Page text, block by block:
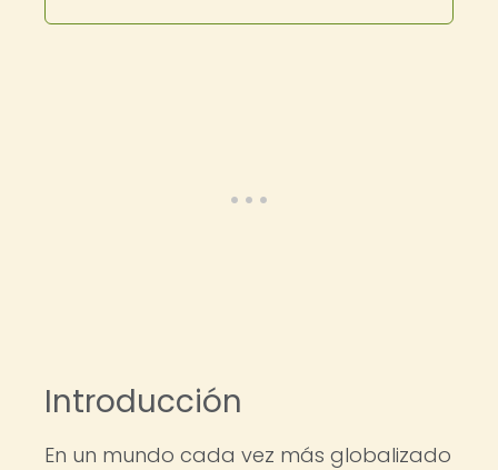
Introducción
En un mundo cada vez más globalizado